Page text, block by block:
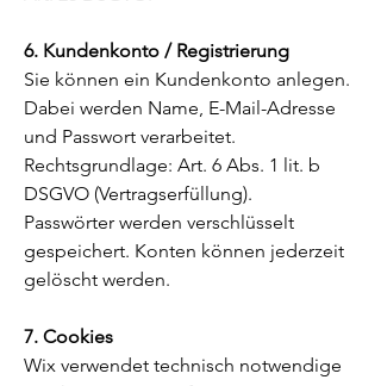
6. Kundenkonto / Registrierung
Sie können ein Kundenkonto anlegen.
Dabei werden Name, E-Mail-Adresse
und Passwort verarbeitet.
Rechtsgrundlage: Art. 6 Abs. 1 lit. b
DSGVO (Vertragserfüllung).
Passwörter werden verschlüsselt
gespeichert. Konten können jederzeit
gelöscht werden.
7. Cookies
Wix verwendet technisch notwendige